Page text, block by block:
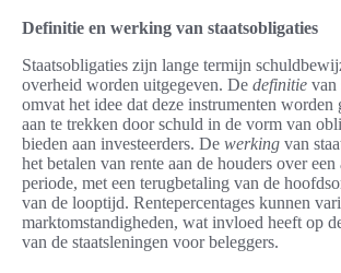
Definitie en werking van staatsobligaties
Staatsobligaties zijn lange termijn
overheid worden uitgegeven. De definitie van
omvat het idee dat deze instrumenten worden
aan te trekken door schuld in de vorm van
bieden aan investeerders. De werking van
het betalen van rente aan de houders over een
periode, met een terugbetaling van de
van de looptijd. Rentepercentages kunnen
marktomstandigheden, wat invloed heeft op
van de staatsleningen voor beleggers.